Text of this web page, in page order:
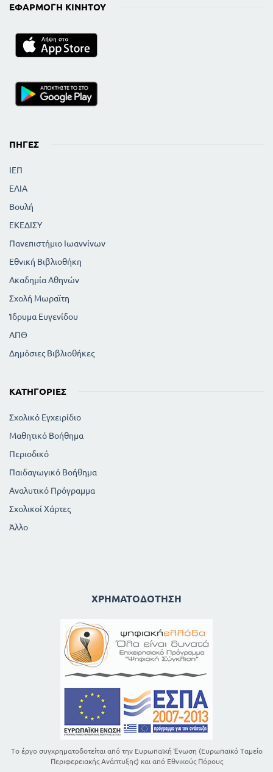
ΕΦΑΡΜΟΓΉ ΚΙΝΗΤΟΎ
ΠΗΓΈΣ
ΙΕΠ
ΕΛΙΑ
Βουλή
ΕΚΕΔΙΣΥ
Πανεπιστήμιο Ιωαννίνων
Εθνική Βιβλιοθήκη
Ακαδημία Αθηνών
Σχολή Μωραϊτη
Ίδρυμα Ευγενίδου
ΑΠΘ
Δημόσιες Βιβλιοθήκες
ΚΑΤΗΓΟΡΊΕΣ
Σχολικό Εγχειρίδιο
Μαθητικό Βοήθημα
Περιοδικό
Παιδαγωγικό Βοήθημα
Αναλυτικό Πρόγραμμα
Σχολικοί Χάρτες
Άλλο
ΧΡΗΜΑΤΟΔΌΤΗΣΗ
Το έργο συγχρηματοδοτείται από την Ευρωπαϊκή Ένωση (Ευρωπαϊκό Ταμείο
Περιφερειακής Ανάπτυξης) και από Εθνικούς Πόρους